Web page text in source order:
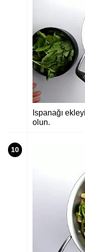
Ispanağı
olun.
10